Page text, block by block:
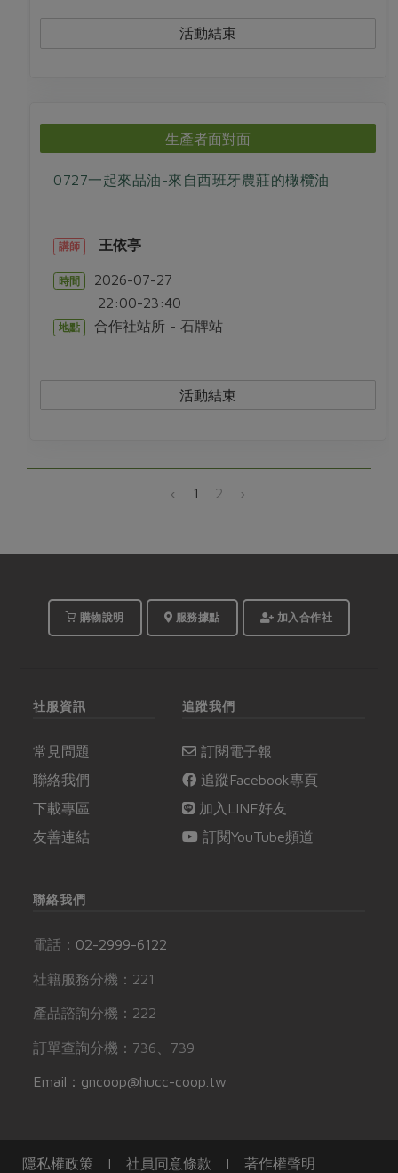
活動結束
生產者面對面
0727一起來品油-來自西班牙農莊的橄欖油
講師 王依亭
時間 2026-07-27
22:00-23:40
地點 合作社站所 - 石牌站
活動結束
‹ 1 2 ›
購物說明 服務據點 加入合作社
社服資訊
常見問題
聯絡我們
下載專區
友善連結
追蹤我們
訂閱電子報
追蹤Facebook專頁
加入LINE好友
訂閱YouTube頻道
聯絡我們
電話： 02-2999-6122
社籍服務分機：221
產品諮詢分機：222
訂單查詢分機：736、739
Email：gncoop@hucc-coop.tw
隱私權政策 | 社員同意條款 | 著作權聲明